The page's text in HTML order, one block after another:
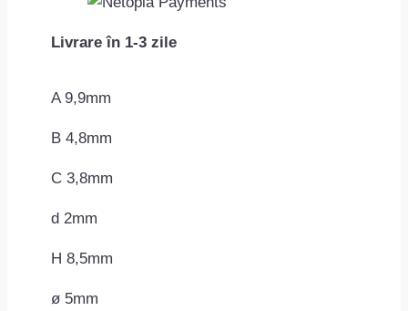
MAC0708ROMC70557
Livrare în 1-3 zile
A 9,9mm
B 4,8mm
C 3,8mm
d 2mm
H 8,5mm
ø 5mm